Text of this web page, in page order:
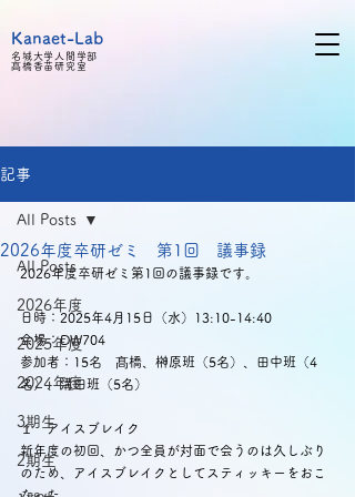
Kanaet-Lab
名城大学人間学部
髙橋香苗研究室
記事
All Posts
2026年度
2025年度
2024年度
3期生
2期生
All Posts
2026年度卒研ゼミ 第1回 議事録
2026年度卒研ゼミ第1回の議事録です。
日時：2025年4月15日（水）13:10-14:40
会場：DW704
参加者：15名　髙橋、榊原班（5名）、田中班（4
名）、溝田班（5名）
１　アイスブレイク
新年度の初回、かつ全員が対面で会うのは久しぶり
のため、アイスブレイクとしてスティッキーをおこ